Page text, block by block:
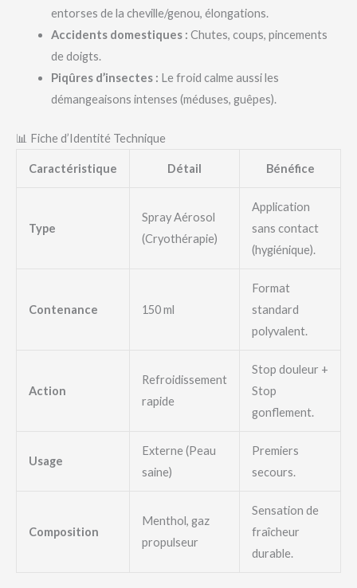
entorses de la cheville/genou, élongations.
Accidents domestiques : Chutes, coups, pincements
de doigts.
Piqûres d’insectes : Le froid calme aussi les
démangeaisons intenses (méduses, guêpes).
📊 Fiche d’Identité Technique
Caractéristique Détail Bénéfice
Type
Spray Aérosol
(Cryothérapie)
Application
sans contact
(hygiénique).
Contenance 150 ml
Format
standard
polyvalent.
Action
Refroidissement
rapide
Stop douleur +
Stop
gonflement.
Usage
Externe (Peau
saine)
Premiers
secours.
Composition
Menthol, gaz
propulseur
Sensation de
fraîcheur
durable.